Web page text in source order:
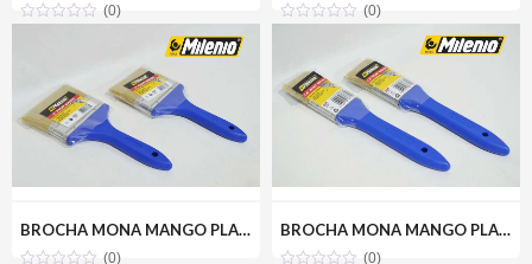
(0) (0)
BROCHA MONA MANGO PLASTICO 4 MILENIOTOOLS MT10-BROMON-4P
(0)
BROCHA MONA MANGO PLASTICO 1-1/2 MILENIOTOOLS MT10-BROMON-1.5P
(0)